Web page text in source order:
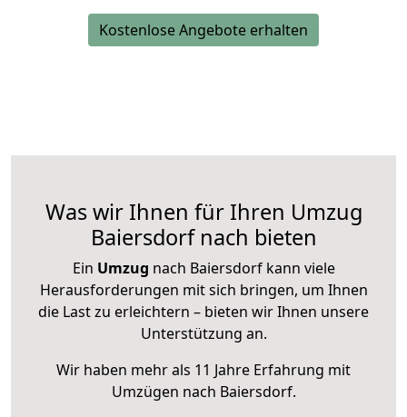
Kostenlose Angebote erhalten
Was wir Ihnen für Ihren Umzug
Baiersdorf nach bieten
Ein Umzug nach Baiersdorf kann viele
Herausforderungen mit sich bringen, um Ihnen
die Last zu erleichtern – bieten wir Ihnen unsere
Unterstützung an.
Wir haben mehr als 11 Jahre Erfahrung mit
Umzügen nach Baiersdorf.